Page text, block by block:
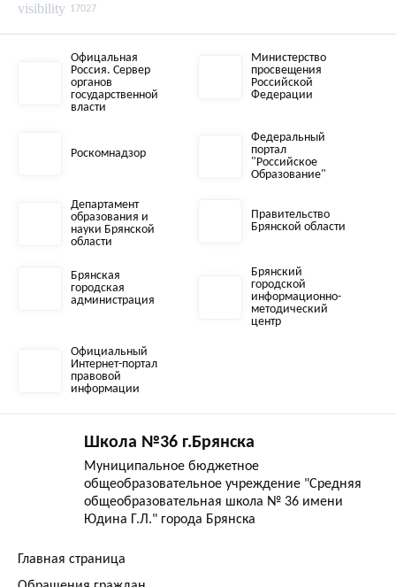
visibility 17027
Офицальная
Россия. Сервер
органов
государственной
власти
Министерство
просвещения
Российской
Федерации
Роскомнадзор
Федеральный
портал
"Российское
Образование"
Департамент
образования и
науки Брянской
области
Правительство
Брянской области
Брянская
городская
администрация
Брянский
городской
информационно-
методический
центр
Официальный
Интернет-портал
правовой
информации
Школа №36 г.Брянска
Муниципальное бюджетное
общеобразовательное учреждение "Средняя
общеобразовательная школа № 36 имени
Юдина Г.Л." города Брянска
Главная страница